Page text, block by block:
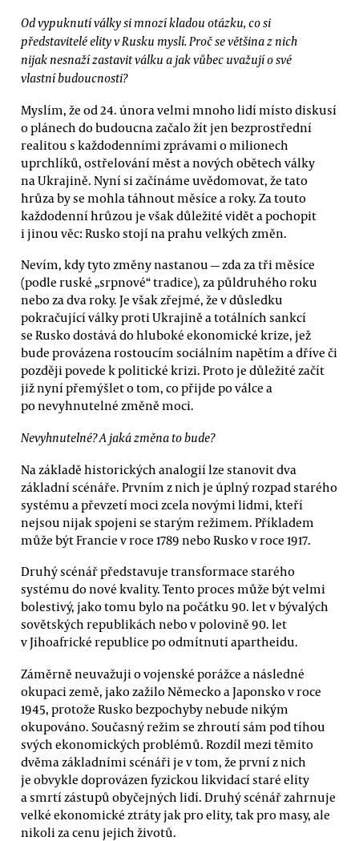
Od vypuknutí války si mnozí kladou otázku, co si
představitelé elity v Rusku myslí. Proč se většina z nich
nijak nesnaží zastavit válku a jak vůbec uvažují o své
vlastní budoucnosti?
Myslím, že od 24. února velmi mnoho lidí místo diskusí
o plánech do budoucna začalo žít jen bezprostřední
realitou s každodenními zprávami o milionech
uprchlíků, ostřelování měst a nových obětech války
na Ukrajině. Nyní si začínáme uvědomovat, že tato
hrůza by se mohla táhnout měsíce a roky. Za touto
každodenní hrůzou je však důležité vidět a pochopit
i jinou věc: Rusko stojí na prahu velkých změn.
Nevím, kdy tyto změny nastanou — zda za tři měsíce
(podle ruské „srpnové“ tradice), za půldruhého roku
nebo za dva roky. Je však zřejmé, že v důsledku
pokračující války proti Ukrajině a totálních sankcí
se Rusko dostává do hluboké ekonomické krize, jež
bude provázena rostoucím sociálním napětím a dříve či
později povede k politické krizi. Proto je důležité začít
již nyní přemýšlet o tom, co přijde po válce a
po nevyhnutelné změně moci.
Nevyhnutelné? A jaká změna to bude?
Na základě historických analogií lze stanovit dva
základní scénáře. Prvním z nich je úplný rozpad starého
systému a převzetí moci zcela novými lidmi, kteří
nejsou nijak spojeni se starým režimem. Příkladem
může být Francie v roce 1789 nebo Rusko v roce 1917.
Druhý scénář představuje transformace starého
systému do nové kvality. Tento proces může být velmi
bolestivý, jako tomu bylo na počátku 90. let v bývalých
sovětských republikách nebo v polovině 90. let
v Jihoafrické republice po odmítnutí apartheidu.
Záměrně neuvažuji o vojenské porážce a následné
okupaci země, jako zažilo Německo a Japonsko v roce
1945, protože Rusko bezpochyby nebude nikým
okupováno. Současný režim se zhroutí sám pod tíhou
svých ekonomických problémů. Rozdíl mezi těmito
dvěma základními scénáři je v tom, že první z nich
je obvykle doprovázen fyzickou likvidací staré elity
a smrtí zástupů obyčejných lidí. Druhý scénář zahrnuje
velké ekonomické ztráty jak pro elity, tak pro masy, ale
nikoli za cenu jejich životů.